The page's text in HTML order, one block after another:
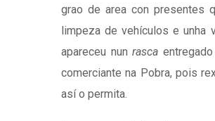
grao de area con presentes
limpeza de vehículos e unha
apareceu nunrasca
comerciante na Pobra, pois
así o permita.